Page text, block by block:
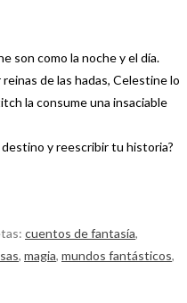
son como la noche y el día.
de las hadas, Celestine lo
la consume una insaciable
y reescribir tu historia?
cuentos de fantasía,
, magia, mundos fantásticos,